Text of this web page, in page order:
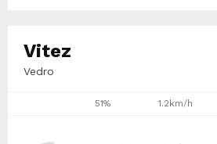
Vitez
Vedro
51% 1.2km/h